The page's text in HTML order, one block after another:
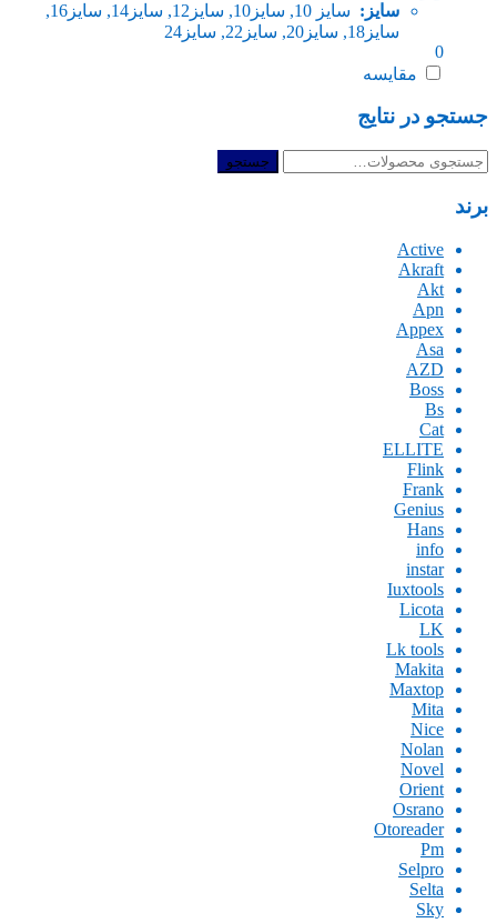
سایز:
سایز 10, سایز10, سایز12, سایز14, سایز16,
سایز18, سایز20, سایز22, سایز24
0
مقایسه
جستجو در نتایج
جستجو
جستجو
برند
Active
Akraft
Akt
Apn
Appex
Asa
AZD
Boss
Bs
Cat
ELLITE
Flink
Frank
Genius
Hans
info
instar
Iuxtools
Licota
LK
Lk tools
Makita
Maxtop
Mita
Nice
Nolan
Novel
Orient
Osrano
Otoreader
Pm
Selpro
Selta
Sky